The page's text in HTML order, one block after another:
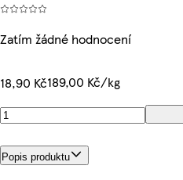
Zatím žádné hodnocení
18,90 Kč189,00 Kč/kg
Popis produktu